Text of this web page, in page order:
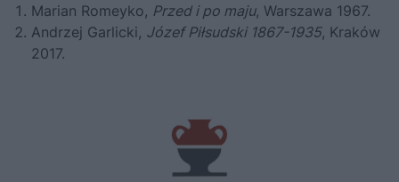
Marian Romeyko, Przed i po maju, Warszawa 1967.
Andrzej Garlicki, Józef Piłsudski 1867-1935, Kraków
2017.